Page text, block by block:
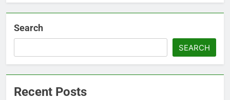
Search
SEARCH
Recent Posts